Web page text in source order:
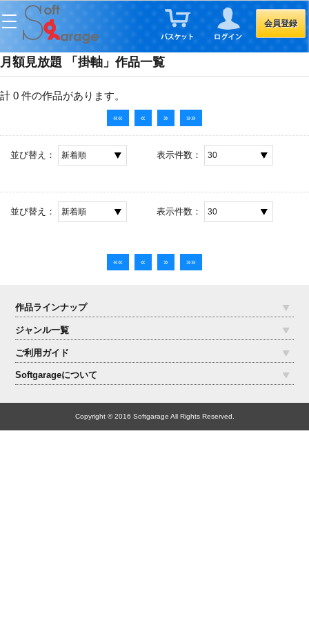
会員登録
月額見放題 「掛軸」作品一覧
計 0 件の作品があります。
«« « » »»
並び替え： 表示件数：
並び替え： 表示件数：
«« « » »»
作品ラインナップ
ジャンル一覧
ご利用ガイド
Softgarageについて
Copyright © 2016 Softgarage All Rights Reserved.